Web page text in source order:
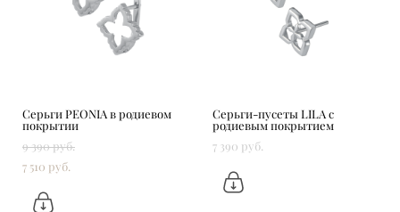
Серьги PEONIA в родиевом
покрытии
9 390 pуб.
7 510 pуб.
Серьги-пусеты LILA с
родиевым покрытием
7 390 pуб.